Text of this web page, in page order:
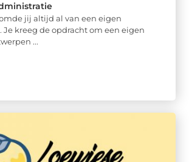
jij altijd al van een eigen
kreeg de opdracht om een eigen
...